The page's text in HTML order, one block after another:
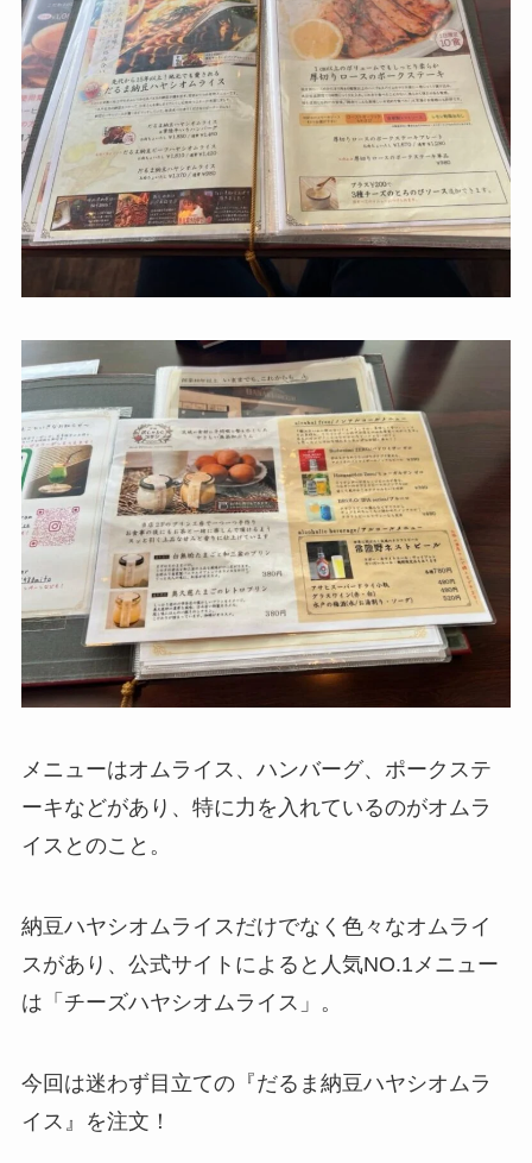
メニューはオムライス、ハンバーグ、ポークステ
ーキなどがあり、特に力を入れているのがオムラ
イスとのこと。
納豆ハヤシオムライスだけでなく色々なオムライ
スがあり、公式サイトによると人気NO.1メニュー
は「チーズハヤシオムライス」。
今回は迷わず目立ての『だるま納豆ハヤシオムラ
イス』を注文！